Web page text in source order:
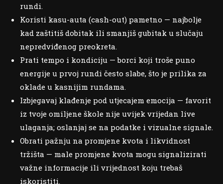
rundi.
Koristi kasu-auta (cash-out) pametno — najbolje
kad zaštitiš dobitak ili smanjiš gubitak u slučaju
nepredviđenog preokreta.
Prati tempo i kondiciju — borci koji troše puno
energije u prvoj rundi često slabe, što je prilika za
oklade u kasnijim rundama.
Izbjegavaj klađenje pod utjecajem emocija — favorit
iz tvoje omiljene škole nije uvijek vrijedan live
ulaganja; oslanjaj se na podatke i vizualne signale.
Obrati pažnju na promjene kvota i likvidnost
tržišta — male promjene kvota mogu signalizirati
važne informacije ili vrijednost koju trebaš
iskoristiti.